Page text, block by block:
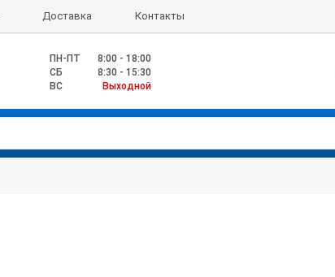
Доставка Контакты
ПН-ПТ
8:00 - 18:00
CБ
8:30 - 15:30
ВС
Выходной